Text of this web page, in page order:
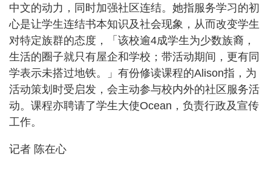
中文的动力，同时加强社区连结。她指服务学习的初
心是让学生连结书本知识及社会现象，从而改变学生
对特定族群的态度，「该校逾4成学生为少数族裔，
生活的圈子就只有屋企和学校；带活动期间，更有同
学表示未搭过地铁。」有份修读课程的Alison指，为
活动策划时受启发，会主动参与校内外的社区服务活
动。课程亦聘请了学生大使Ocean，负责行政及宣传
工作。
记者 陈在心